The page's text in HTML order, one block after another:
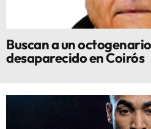
Buscan a un
desaparecido en Coirós